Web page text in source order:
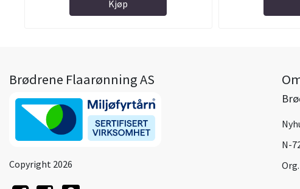
Kjøp
Brødrene Flaarønning AS
Copyright 2026
N-